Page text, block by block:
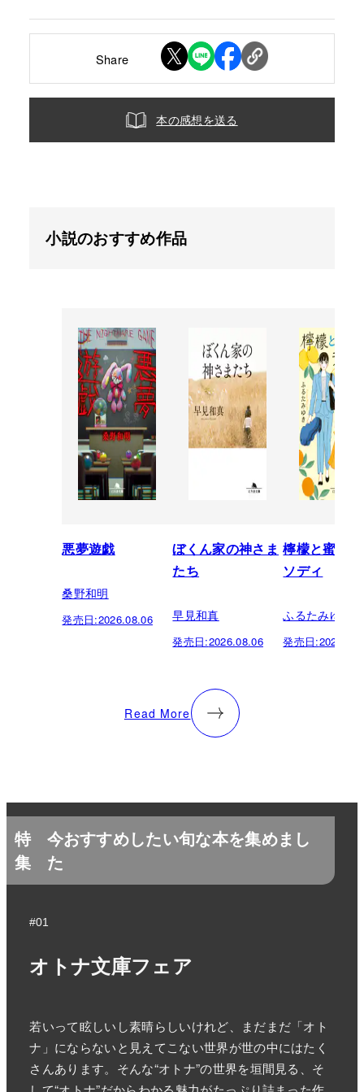
Share
本の感想を送る
小説のおすすめ作品
悪夢遊戯
桑野和明
発売日:2026.08.06
ぼくん家の神さま
たち
早見和真
発売日:2026.08.06
檸檬と蜜柑
ソディ
ふるたみゆき
発売日:
Read More
特
集
今おすすめしたい旬な本を集めまし
た
#01
オトナ文庫フェア
若いって眩しいし素晴らしいけれど、まだまだ「オト
ナ」にならないと見えてこない世界が世の中にはたく
さんあります。そんな“オトナ”の世界を垣間見る、そ